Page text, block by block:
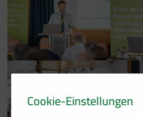
Cookie-Einstellungen